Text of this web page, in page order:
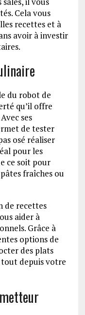
Cela vous
recettes et à
avoir à investir
du robot de
qu’il offre
ses
de tester
osé réaliser
pour les
ce soit pour
fraîches ou
de recettes
aider à
Grâce à
options de
des plats
tout depuis votre